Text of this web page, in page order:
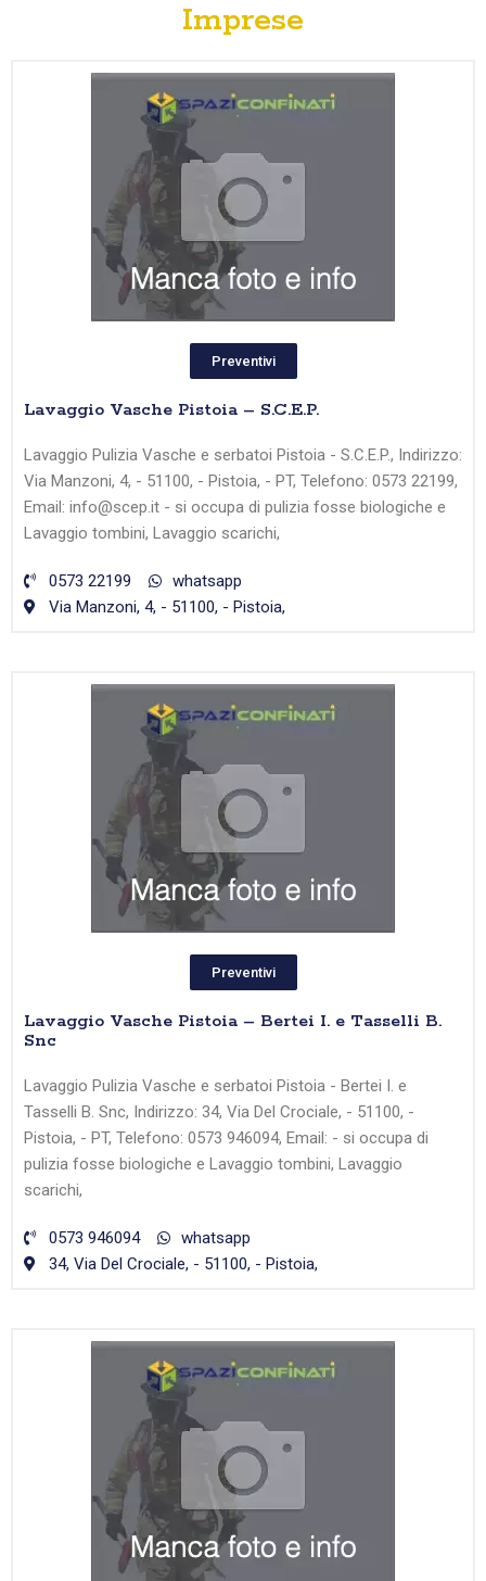
Imprese
Preventivi
Lavaggio Vasche Pistoia – S.C.E.P.
Lavaggio Pulizia Vasche e serbatoi Pistoia - S.C.E.P., Indirizzo:
Via Manzoni, 4, - 51100, - Pistoia, - PT, Telefono: 0573 22199,
Email: info@scep.it - si occupa di pulizia fosse biologiche e
Lavaggio tombini, Lavaggio scarichi,
0573 22199
whatsapp
Via Manzoni, 4, - 51100, - Pistoia,
Preventivi
Lavaggio Vasche Pistoia – Bertei I. e Tasselli B.
Snc
Lavaggio Pulizia Vasche e serbatoi Pistoia - Bertei I. e
Tasselli B. Snc, Indirizzo: 34, Via Del Crociale, - 51100, -
Pistoia, - PT, Telefono: 0573 946094, Email: - si occupa di
pulizia fosse biologiche e Lavaggio tombini, Lavaggio
scarichi,
0573 946094
whatsapp
34, Via Del Crociale, - 51100, - Pistoia,